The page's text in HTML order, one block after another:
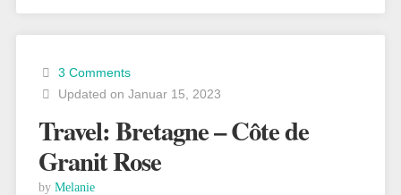
mit
Tierbeobachtung
Nordbretagne“
3 Comments
Updated on Januar 15, 2023
Travel: Bretagne – Côte de
Granit Rose
by Melanie